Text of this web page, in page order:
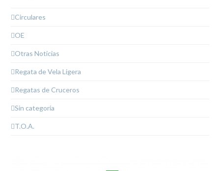
Circulares
OE
Otras Noticias
Regata de Vela Ligera
Regatas de Cruceros
Sin categoría
T.O.A.